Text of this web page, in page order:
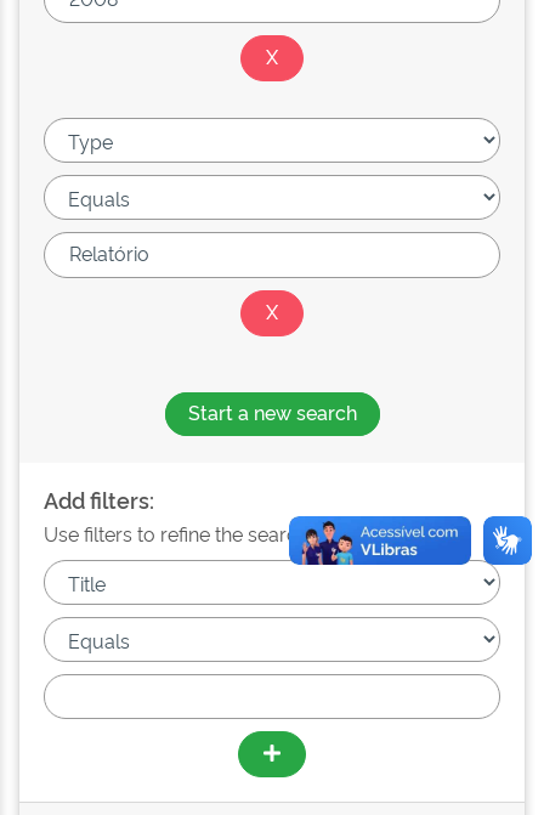
Start a new search
Add filters:
Use filters to refine the search results.